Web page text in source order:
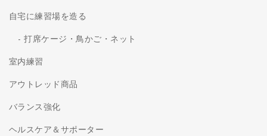
自宅に練習場を造る
打席ケージ・鳥かご・ネット
室内練習
アウトレッド商品
バランス強化
ヘルスケア＆サポーター